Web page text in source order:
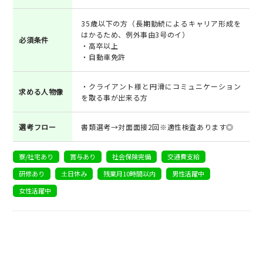
必須条件
35歳以下の方（長期勤続によるキャリア形成を
はかるため、例外事由3号のイ）
・高卒以上
・自動車免許
求める人物像
・クライアント様と円滑にコミュニケーション
を取る事が出来る方
選考フロー 書類選考→対面面接2回※適性検査あります◎
寮/社宅あり 賞与あり 社会保険完備
交通費支給
研修あり
土日休み 残業月10時間以内
男性活躍中
女性活躍中